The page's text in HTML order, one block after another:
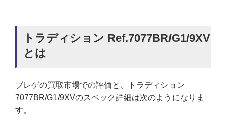
トラディション Ref.7077BR/G1/9XV
とは
ブレゲの買取市場での評価と、トラディション
7077BR/G1/9XVのスペック詳細は次のようになりま
す。